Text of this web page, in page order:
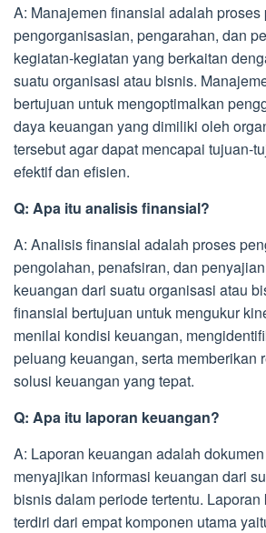
A: Manajemen finansial adalah proses
pengorganisasian, pengarahan, dan
kegiatan-kegiatan yang berkaitan
suatu organisasi atau bisnis.
bertujuan untuk mengoptimalkan
daya keuangan yang dimiliki oleh
tersebut agar dapat mencapai tujuan-
efektif dan efisien.
Q: Apa itu analisis finansial?
A: Analisis finansial adalah proses
pengolahan, penafsiran, dan
keuangan dari suatu organisasi atau
finansial bertujuan untuk mengukur
menilai kondisi keuangan,
peluang keuangan, serta memberikan
solusi keuangan yang tepat.
Q: Apa itu laporan keuangan?
A: Laporan keuangan adalah
menyajikan informasi keuangan dari
bisnis dalam periode tertentu.
terdiri dari empat komponen utama